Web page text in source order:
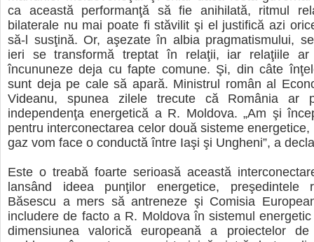
ca această performanţă să fie anihilată, ritmul
bilaterale nu mai poate fi stăvilit şi el justifică azi
să-l susţină. Or, aşezate în albia pragmatismului,
ieri se transformă treptat în relaţii, iar relaţiile
încununeze deja cu fapte comune. Şi, din câte
sunt deja pe cale să apară. Ministrul român al
Videanu, spunea zilele trecute că România ar
independenţa energetică a R. Moldova. „Am şi
pentru interconectarea celor două sisteme
gaz vom face o conductă între Iaşi şi Ungheni”, a
Este o treabă foarte serioasă această
lansând ideea punţilor energetice, preşedintele
Băsescu a mers să antreneze şi Comisia
includere de facto a R. Moldova în sistemul
dimensiunea valorică europeană a proiectelor de